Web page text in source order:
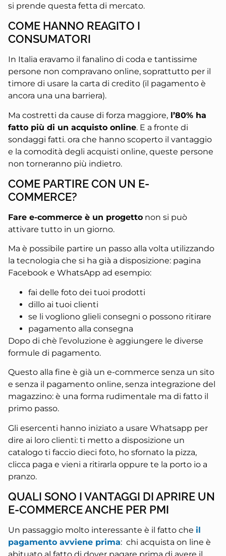
si prende questa fetta di mercato.
COME HANNO REAGITO I
CONSUMATORI
In Italia eravamo il fanalino di coda e tantissime
persone non compravano online, soprattutto per il
timore di usare la carta di credito (il pagamento è
ancora una una barriera).
Ma costretti da cause di forza maggiore, l’80% ha
fatto più di un acquisto online. E a fronte di
sondaggi fatti. ora che hanno scoperto il vantaggio
e la comodità degli acquisti online, queste persone
non torneranno più indietro.
COME PARTIRE CON UN E-
COMMERCE?
Fare e-commerce è un progetto non si può
attivare tutto in un giorno.
Ma è possibile partire un passo alla volta utilizzando
la tecnologia che si ha già a disposizione: pagina
Facebook e WhatsApp ad esempio:
fai delle foto dei tuoi prodotti
dillo ai tuoi clienti
se li vogliono glieli consegni o possono ritirare
pagamento alla consegna
Dopo di chè l’evoluzione è aggiungere le diverse
formule di pagamento.
Questo alla fine è già un e-commerce senza un sito
e senza il pagamento online, senza integrazione del
magazzino: è una forma rudimentale ma di fatto il
primo passo.
Gli esercenti hanno iniziato a usare Whatsapp per
dire ai loro clienti: ti metto a disposizione un
catalogo ti faccio dieci foto, ho sfornato la pizza,
clicca paga e vieni a ritirarla oppure te la porto io a
pranzo.
QUALI SONO I VANTAGGI DI APRIRE UN
E-COMMERCE ANCHE PER PMI
Un passaggio molto interessante è il fatto che il
pagamento avviene prima: chi acquista on line è